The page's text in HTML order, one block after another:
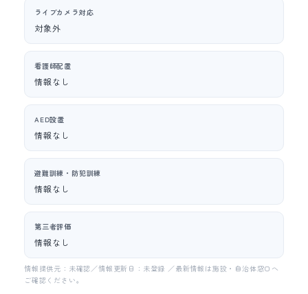
ライブカメラ対応
対象外
看護師配置
情報なし
AED設置
情報なし
避難訓練・防犯訓練
情報なし
第三者評価
情報なし
情報提供元：未確認／情報更新日：未登録 ／最新情報は施設・自治体窓口へ
ご確認ください。